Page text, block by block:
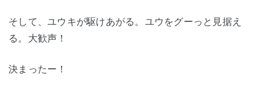
そして、ユウキが駆けあがる。ユウをグーっと見据え
る。大歓声！
決まったー！